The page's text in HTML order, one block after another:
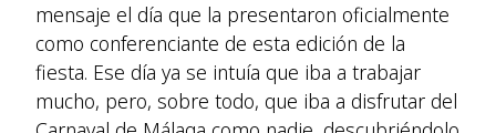
mensaje el día que la presentaron oficialmente
como conferenciante de esta edición de la
fiesta. Ese día ya se intuía que iba a trabajar
mucho, pero, sobre todo, que iba a disfrutar del